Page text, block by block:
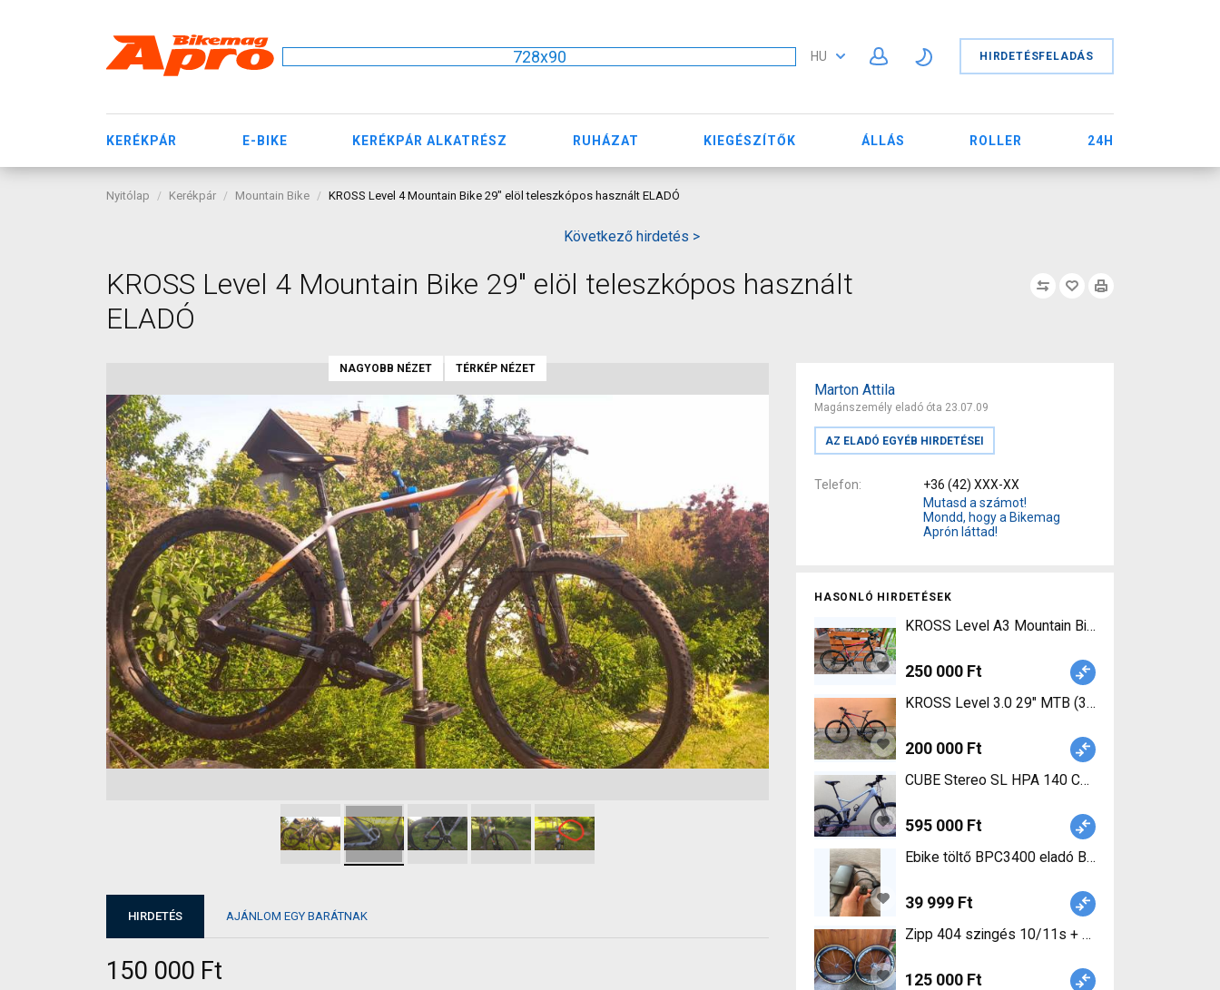
728x90 HU HIRDETÉSFELADÁS
KERÉKPÁR E-BIKE KERÉKPÁR ALKATRÉSZ RUHÁZAT KIEGÉSZÍTŐK ÁLLÁS ROLLER 24H
Nyitólap Kerékpár Mountain Bike KROSS Level 4 Mountain Bike 29" elöl teleszkópos használt ELADÓ
Következő hirdetés >
KROSS Level 4 Mountain Bike 29" elöl teleszkópos használt
ELADÓ
Marton Attila
Magánszemély eladó óta 23.07.09
AZ ELADÓ EGYÉB HIRDETÉSEI
Telefon
+36 (42) XXX-XX
Mutasd a számot!
Mondd, hogy a Bikemag
Aprón láttad!
HASONLÓ HIRDETÉSEK
KROSS Level A3 Mountain Bike 26" elöl
250 000 Ft
KROSS Level 3.0 29" MTB (30th Anniversary
200 000 Ft
CUBE Stereo SL HPA 140 Carbon Mountain
595 000 Ft
Ebike töltő BPC3400 eladó Bosch BPC3400
39 999 Ft
125 000 Ft
NAGYOBB NÉZET TÉRKÉP NÉZET
HIRDETÉS AJÁNLOM EGY BARÁTNAK
150 000 Ft